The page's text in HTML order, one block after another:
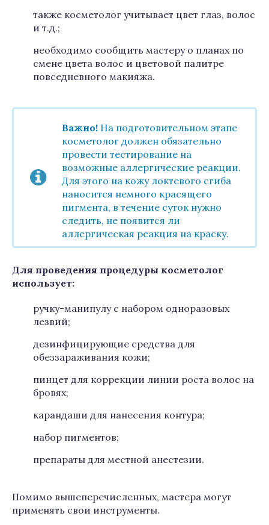
также косметолог учитывает цвет глаз, волос
и т.д.;
необходимо сообщить мастеру о планах по
смене цвета волос и цветовой палитре
повседневного макияжа.
Важно! На подготовительном этапе
косметолог должен обязательно
провести тестирование на
возможные аллергические реакции.
Для этого на кожу локтевого сгиба
наносится немного красящего
пигмента, в течение суток нужно
следить, не появится ли
аллергическая реакция на краску.
Для проведения процедуры косметолог
использует:
ручку-манипулу с набором одноразовых
лезвий;
дезинфицирующие средства для
обеззараживания кожи;
пинцет для коррекции линии роста волос на
бровях;
карандаши для нанесения контура;
набор пигментов;
препараты для местной анестезии.
Помимо вышеперечисленных, мастера могут
применять свои инструменты.